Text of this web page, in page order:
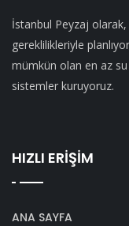
İstanbul Peyzaj
gereklilikleriyle
mümkün olan en az
sistemler kuruyoruz.
HIZLI ERİŞİM
ANA SAYFA